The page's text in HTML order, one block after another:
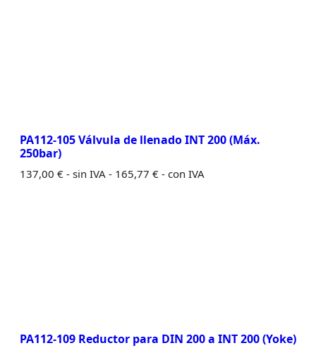
PA112-105 Válvula de llenado INT 200 (Máx.
250bar)
137,00 € - sin IVA - 165,77 € - con IVA
PA112-109 Reductor para DIN 200 a INT 200 (Yoke)